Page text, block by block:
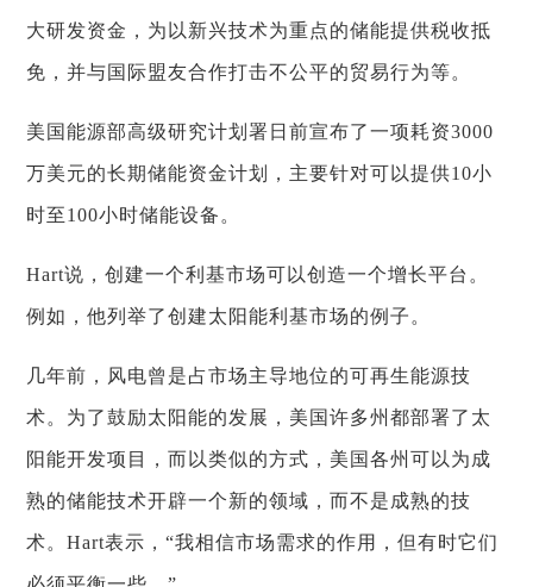
大研发资金，为以新兴技术为重点的储能提供税收抵
免，并与国际盟友合作打击不公平的贸易行为等。
美国能源部高级研究计划署日前宣布了一项耗资3000
万美元的长期储能资金计划，主要针对可以提供10小
时至100小时储能设备。
Hart说，创建一个利基市场可以创造一个增长平台。
例如，他列举了创建太阳能利基市场的例子。
几年前，风电曾是占市场主导地位的可再生能源技
术。为了鼓励太阳能的发展，美国许多州都部署了太
阳能开发项目，而以类似的方式，美国各州可以为成
熟的储能技术开辟一个新的领域，而不是成熟的技
术。Hart表示，“我相信市场需求的作用，但有时它们